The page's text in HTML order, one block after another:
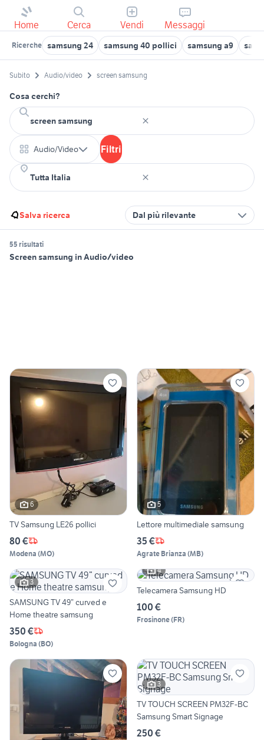
Home Cerca Vendi Messaggi
Ricerche samsung 24 samsung 40 pollici samsung a9
Subito Audio/video screen samsung
Cosa cerchi?
Audio/Video Filtri
Salva ricerca Dal più rilevante
55 risultati
Screen samsung in Audio/video
6
TV Samsung LE26 pollici
80 €
Modena (MO)
5
Lettore multimediale samsung
35 €
Agrate Brianza (MB)
3
SAMSUNG TV 49” curved e
Home theatre samsung
350 €
Bologna (BO)
4
Telecamera Samsung HD
100 €
Frosinone(FR)
3
TV TOUCH SCREEN PM32F-BC
Samsung Smart Signage
250 €